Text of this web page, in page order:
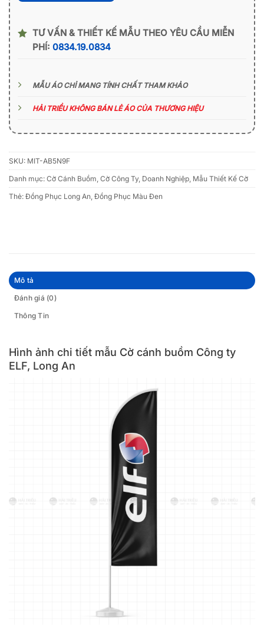
TƯ VẤN & THIẾT KẾ MẪU THEO YÊU CẦU MIỄN
PHÍ: 0834.19.0834
MẪU ÁO CHỈ MANG TÍNH CHẤT THAM KHẢO
HẢI TRIỀU KHÔNG BÁN LẺ ÁO CỦA THƯƠNG HIỆU
SKU: MIT-AB5N9F
Danh mục: Cờ Cánh Buồm, Cờ Công Ty, Doanh Nghiệp, Mẫu Thiết Kế Cờ
Thẻ: Đồng Phục Long An, Đồng Phục Màu Đen
Mô tả
Đánh giá (0)
Thông Tin
Hình ảnh chi tiết mẫu Cờ cánh buồm Công ty
ELF, Long An